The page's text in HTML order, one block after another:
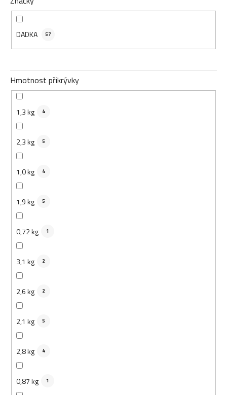
DADKA 57
Hmotnost přikrývky
1,3 kg 4
2,3 kg 5
1,0 kg 4
1,9 kg 5
0,72 kg 1
3,1 kg 2
2,6 kg 2
2,1 kg 5
2,8 kg 4
0,87 kg 1